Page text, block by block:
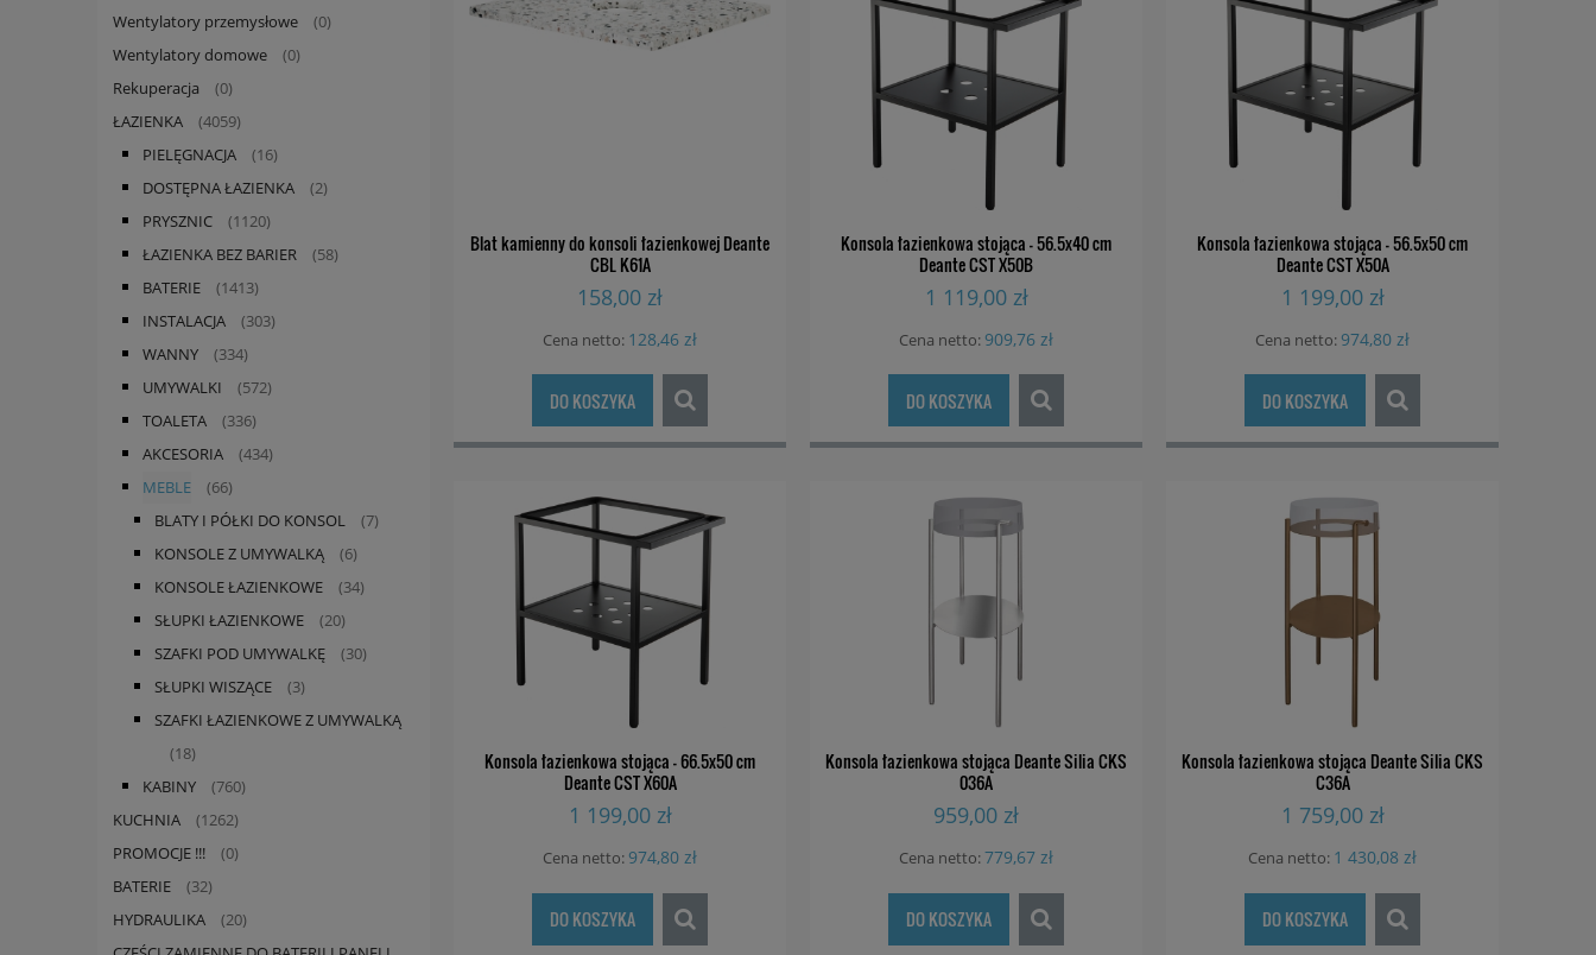
Wentylatory przemysłowe (0)
Wentylatory domowe (0)
Rekuperacja (0)
ŁAZIENKA (4059)
PIELĘGNACJA (16)
DOSTĘPNA ŁAZIENKA (2)
PRYSZNIC (1120)
ŁAZIENKA BEZ BARIER (58)
BATERIE (1413)
INSTALACJA (303)
WANNY (334)
UMYWALKI (572)
TOALETA (336)
AKCESORIA (434)
MEBLE (66)
BLATY I PÓŁKI DO KONSOL (7)
KONSOLE Z UMYWALKĄ (6)
KONSOLE ŁAZIENKOWE (34)
SŁUPKI ŁAZIENKOWE (20)
SZAFKI POD UMYWALKĘ (30)
SŁUPKI WISZĄCE (3)
SZAFKI ŁAZIENKOWE Z UMYWALKĄ
(18)
KABINY (760)
KUCHNIA (1262)
PROMOCJE !!! (0)
BATERIE (32)
HYDRAULIKA (20)
Blat kamienny do konsoli łazienkowej Deante
CBL K61A
158,00 zł
Cena netto: 128,46 zł
DO KOSZYKA
Konsola łazienkowa stojąca - 56.5x40 cm
Deante CST X50B
1 119,00 zł
Cena netto: 909,76 zł
DO KOSZYKA
Konsola łazienkowa stojąca - 56.5x50 cm
Deante CST X50A
1 199,00 zł
Cena netto: 974,80 zł
DO KOSZYKA
Konsola łazienkowa stojąca - 66.5x50 cm
Deante CST X60A
1 199,00 zł
Cena netto: 974,80 zł
DO KOSZYKA
Konsola łazienkowa stojąca Deante Silia CKS
036A
959,00 zł
Cena netto:779,67 zł
DO KOSZYKA
Konsola łazienkowa stojąca Deante Silia CKS
C36A
1 759,00 zł
Cena netto: 1 430,08 zł
DO KOSZYKA